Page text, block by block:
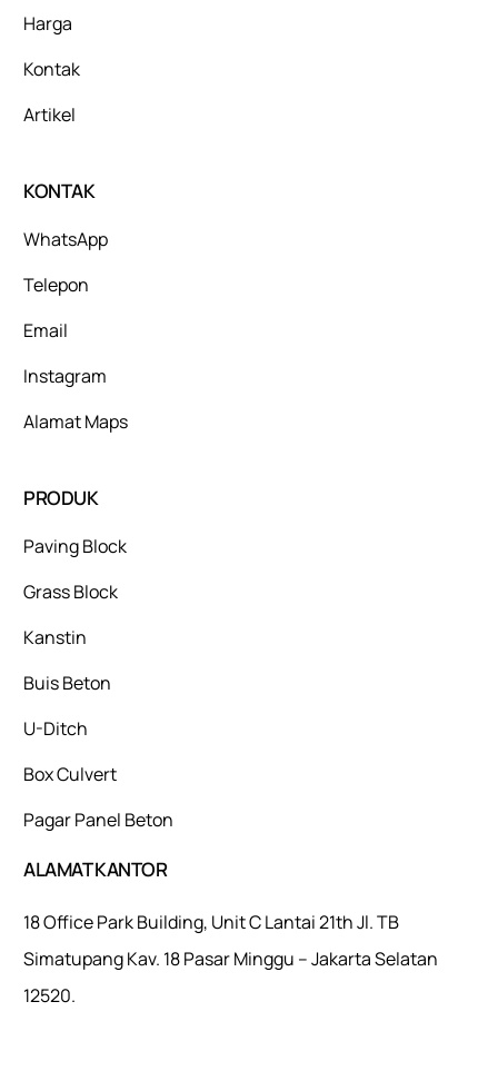
Harga
Kontak
Artikel
KONTAK
WhatsApp
Telepon
Email
Instagram
Alamat Maps
PRODUK
Paving Block
Grass Block
Kanstin
Buis Beton
U-Ditch
Box Culvert
Pagar Panel Beton
ALAMAT KANTOR
18 Office Park Building, Unit C Lantai 21th Jl. TB
Simatupang Kav. 18 Pasar Minggu – Jakarta Selatan
12520.